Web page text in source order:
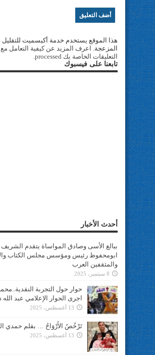
هذا الموقع يستخدم خدمة أكيسميت للتقليل
المزعجة. اعرف المزيد عن كيفية التعامل مع
التعليقات الخاصة بك processed
.
تابعنا على فيسبوك
أحدث الأخبار
ببالغ الأسى وصادق المواساة يتقدم الشريف
ابومحفوظ رئيس ومؤسس مجلس الكتاب
والمثقفين العرب
8 سبتمبر، 2025
حوار حول التجربة
اجرى الحوار الإعلامي عبد
13 أغسطس، 2025
تَرْخُصُ الأَرْوَاحُ … بقلم حمدي
13 أغسطس، 2025